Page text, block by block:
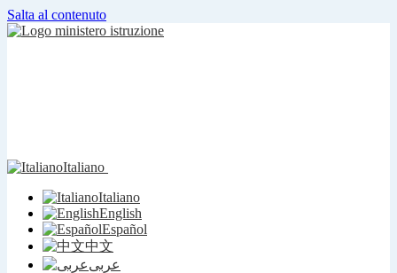
Salta al contenuto
Italiano
Italiano
English
Español
中文
عربى